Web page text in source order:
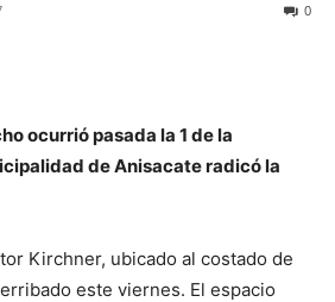
0
ocurrió pasada la 1 de la
de Anisacate radicó la
Kirchner, ubicado al costado de
este viernes. El espacio